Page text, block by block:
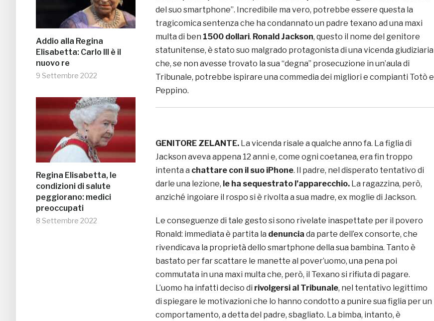
Addio alla Regina
Elisabetta: Carlo III è il
nuovo re
9 Settembre 2022
Regina Elisabetta, le
condizioni di salute
peggiorano: medici
preoccupati
8 Settembre 2022
del suo smartphone”. Incredibile ma vero, potrebbe essere questa la
tragicomica sentenza che ha condannato un padre texano ad una maxi
multa di ben 1500 dollari. Ronald Jackson, questo il nome del genitore
statunitense, è stato suo malgrado protagonista di una vicenda giudiziaria
che, se non avesse trovato la sua “degna” prosecuzione in un’aula di
Tribunale, potrebbe ispirare una commedia dei migliori e compianti Totò e
Peppino.
GENITORE ZELANTE. La vicenda risale a qualche anno fa. La figlia di
Jackson aveva appena 12 anni e, come ogni coetanea, era fin troppo
intenta a chattare con il suo iPhone. Il padre, nel disperato tentativo di
darle una lezione, le ha sequestrato l’apparecchio. La ragazzina, però,
anziché ingoiare il rospo si è rivolta a sua madre, ex moglie di Jackson.
Le conseguenze di tale gesto si sono rivelate inaspettate per il povero
Ronald: immediata è partita la denuncia da parte dell’ex consorte, che
rivendicava la proprietà dello smartphone della sua bambina. Tanto è
bastato per far scattare le manette al pover’uomo, una pena poi
commutata in una maxi multa che, però, il Texano si rifiuta di pagare.
L’uomo ha infatti deciso di rivolgersi al Tribunale, nel tentativo legittimo
di spiegare le motivazioni che lo hanno condotto a punire sua figlia per un
comportamento, a detta del padre, sbagliato. La bimba, intanto, è